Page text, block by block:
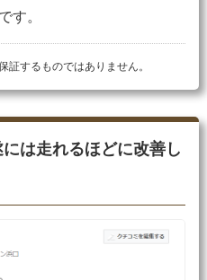
す。
するものではありません。
は走れるほどに改善し